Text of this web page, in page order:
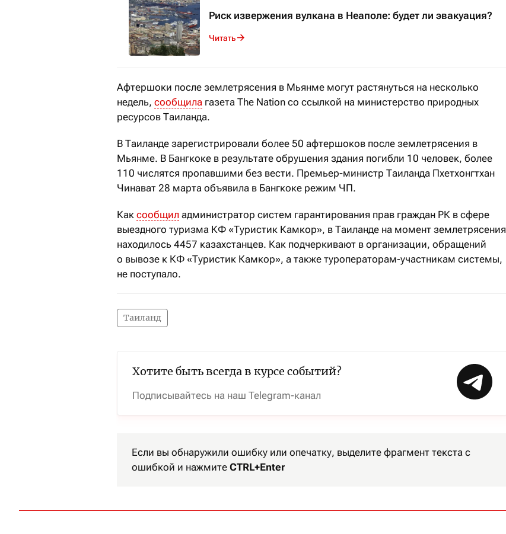
Риск извержения вулкана в Неаполе: будет ли эвакуация?
Читать
Афтершоки после землетрясения в Мьянме могут растянуться на несколько
недель, сообщила газета The Nation со ссылкой на министерство природных
ресурсов Таиланда.
В Таиланде зарегистрировали более 50 афтершоков после землетрясения в
Мьянме. В Бангкоке в результате обрушения здания погибли 10 человек, более
110 числятся пропавшими без вести. Премьер-министр Таиланда Пхетхонгтхан
Чинават 28 марта объявила в Бангкоке режим ЧП.
Как сообщил администратор систем гарантирования прав граждан РК в сфере
выездного туризма КФ «Туристик Камкор», в Таиланде на момент землетрясения
находилось 4457 казахстанцев. Как подчеркивают в организации, обращений
о вывозе к КФ «Туристик Камкор», а также туроператорам-участникам системы,
не поступало.
Таиланд
Хотите быть всегда в курсе событий?
Подписывайтесь на наш Telegram-канал
Если вы обнаружили ошибку или опечатку, выделите фрагмент текста с
ошибкой и нажмите CTRL+Enter